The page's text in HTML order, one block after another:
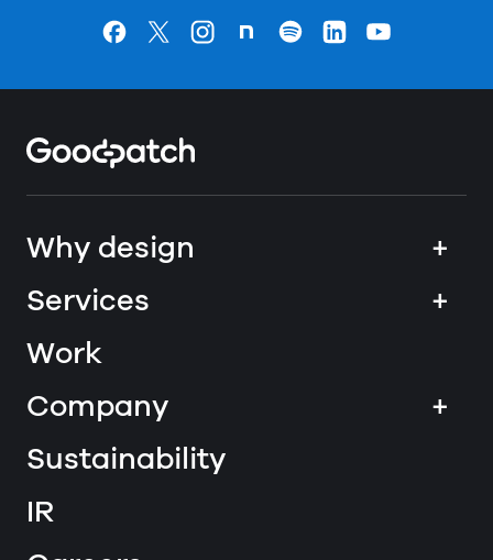
Goodpatchの
ページ
Goodpatchの
ページ
Goodpatchの
ページGoodpatchの
ページ
Goodpatchの
ページ
Goodpatchの
ページ
Goodpatchの
Why design
+
Services
+
Work
Company
+
Sustainability
IR